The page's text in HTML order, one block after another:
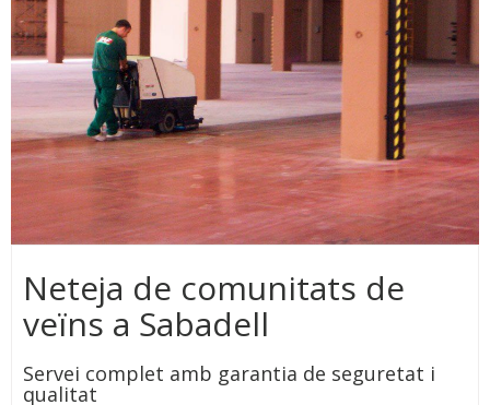
Neteja de comunitats de
veïns a Sabadell
Servei complet amb garantia de seguretat i
qualitat